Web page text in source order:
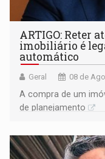
ARTIGO: Reter
imobiliário é
automático
Geral 08 de
A compra de um
de planejamento